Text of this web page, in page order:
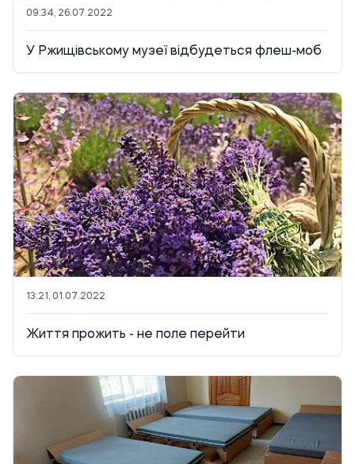
09:34, 26.07.2022
У Ржищівському музеї відбудеться флеш-моб
13:21, 01.07.2022
Життя прожить - не поле перейти